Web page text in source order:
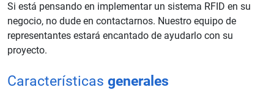
Si está pensando en implementar un sistema RFID en su
negocio, no dude en contactarnos. Nuestro equipo de
representantes estará encantado de ayudarlo con su
proyecto.
Características generales